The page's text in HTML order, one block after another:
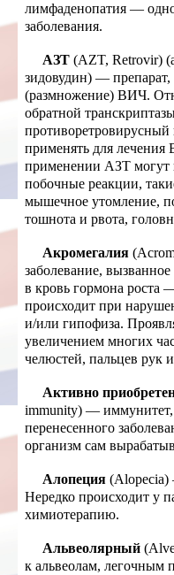
лимфаденопатия —
заболевания.
АЗТ (AZT, Retrovir)
зидовудин) —
(размножение) ВИЧ.
обратной
противоретровирусный
применять для
применении АЗТ могут
побочные реакции,
мышечное утомление,
тошнота и рвота,
Акромегалия
заболевание,
в кровь гормона роста
происходит при
и/или гипофиза.
увеличением многих
челюстей, пальцев рук
Активно
immunity) — иммунитет,
перенесенного
организм сам
Алопеция (Alopecia)
Нередко происходит у
химиотерапию.
Альвеолярный
к альвеолам, легочным